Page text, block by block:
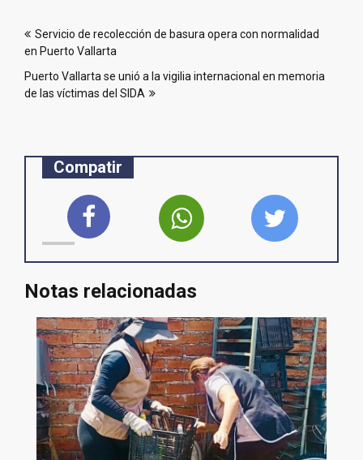
de
entradas
Servicio de recolección de basura opera con normalidad
en Puerto Vallarta
Puerto Vallarta se unió a la vigilia internacional en memoria
de las víctimas del SIDA
Compatir
Notas relacionadas